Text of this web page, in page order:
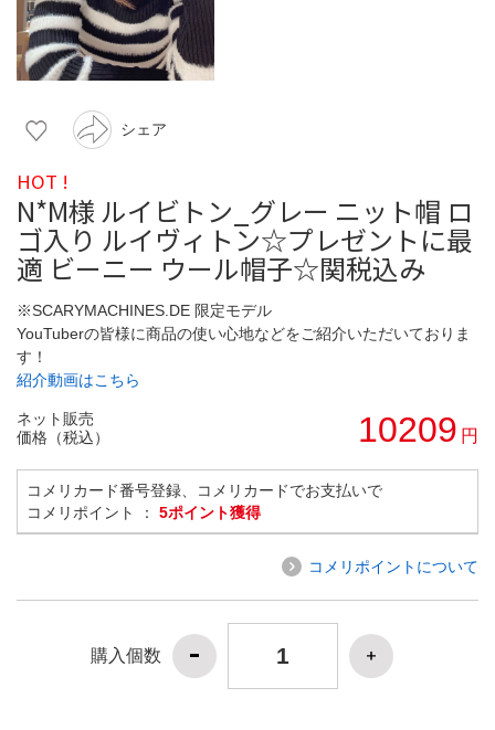
シェア
HOT !
N*M様 ルイビトン_グレー ニット帽 ロ
ゴ入り ルイヴィトン☆プレゼントに最
適 ビーニー ウール帽子☆関税込み
※SCARYMACHINES.DE 限定モデル
YouTuberの皆様に商品の使い心地などをご紹介いただいておりま
す！
紹介動画はこちら
ネット販売
価格（税込）
10209 円
コメリカード番号登録、コメリカードでお支払いで
コメリポイント ： 5ポイント獲得
コメリポイントについて
購入個数